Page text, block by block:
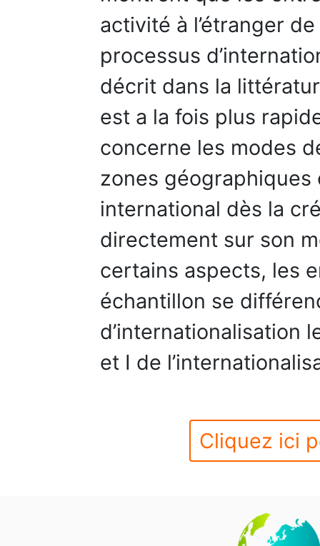
activité à l’étranger
processus
décrit dans la
est a la fois plus
concerne les modes
zones géographiques
international dès la
directement sur son
certains aspects, les
échantillon se
d’internationalisation
et I de
Cliquez ici